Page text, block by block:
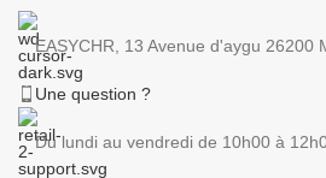
EASYCHR, 13 Avenue d'aygu 26200
Une question ?
Du lundi au vendredi de 10h00 à